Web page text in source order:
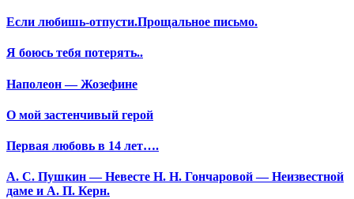
Если любишь-отпусти.Прощальное письмо.
Я боюсь тебя потерять..
Наполеон — Жозефине
О мой застенчивый герой
Первая любовь в 14 лет….
А. С. Пушкин — Невесте Н. Н. Гончаровой — Неизвестной
даме и А. П. Керн.